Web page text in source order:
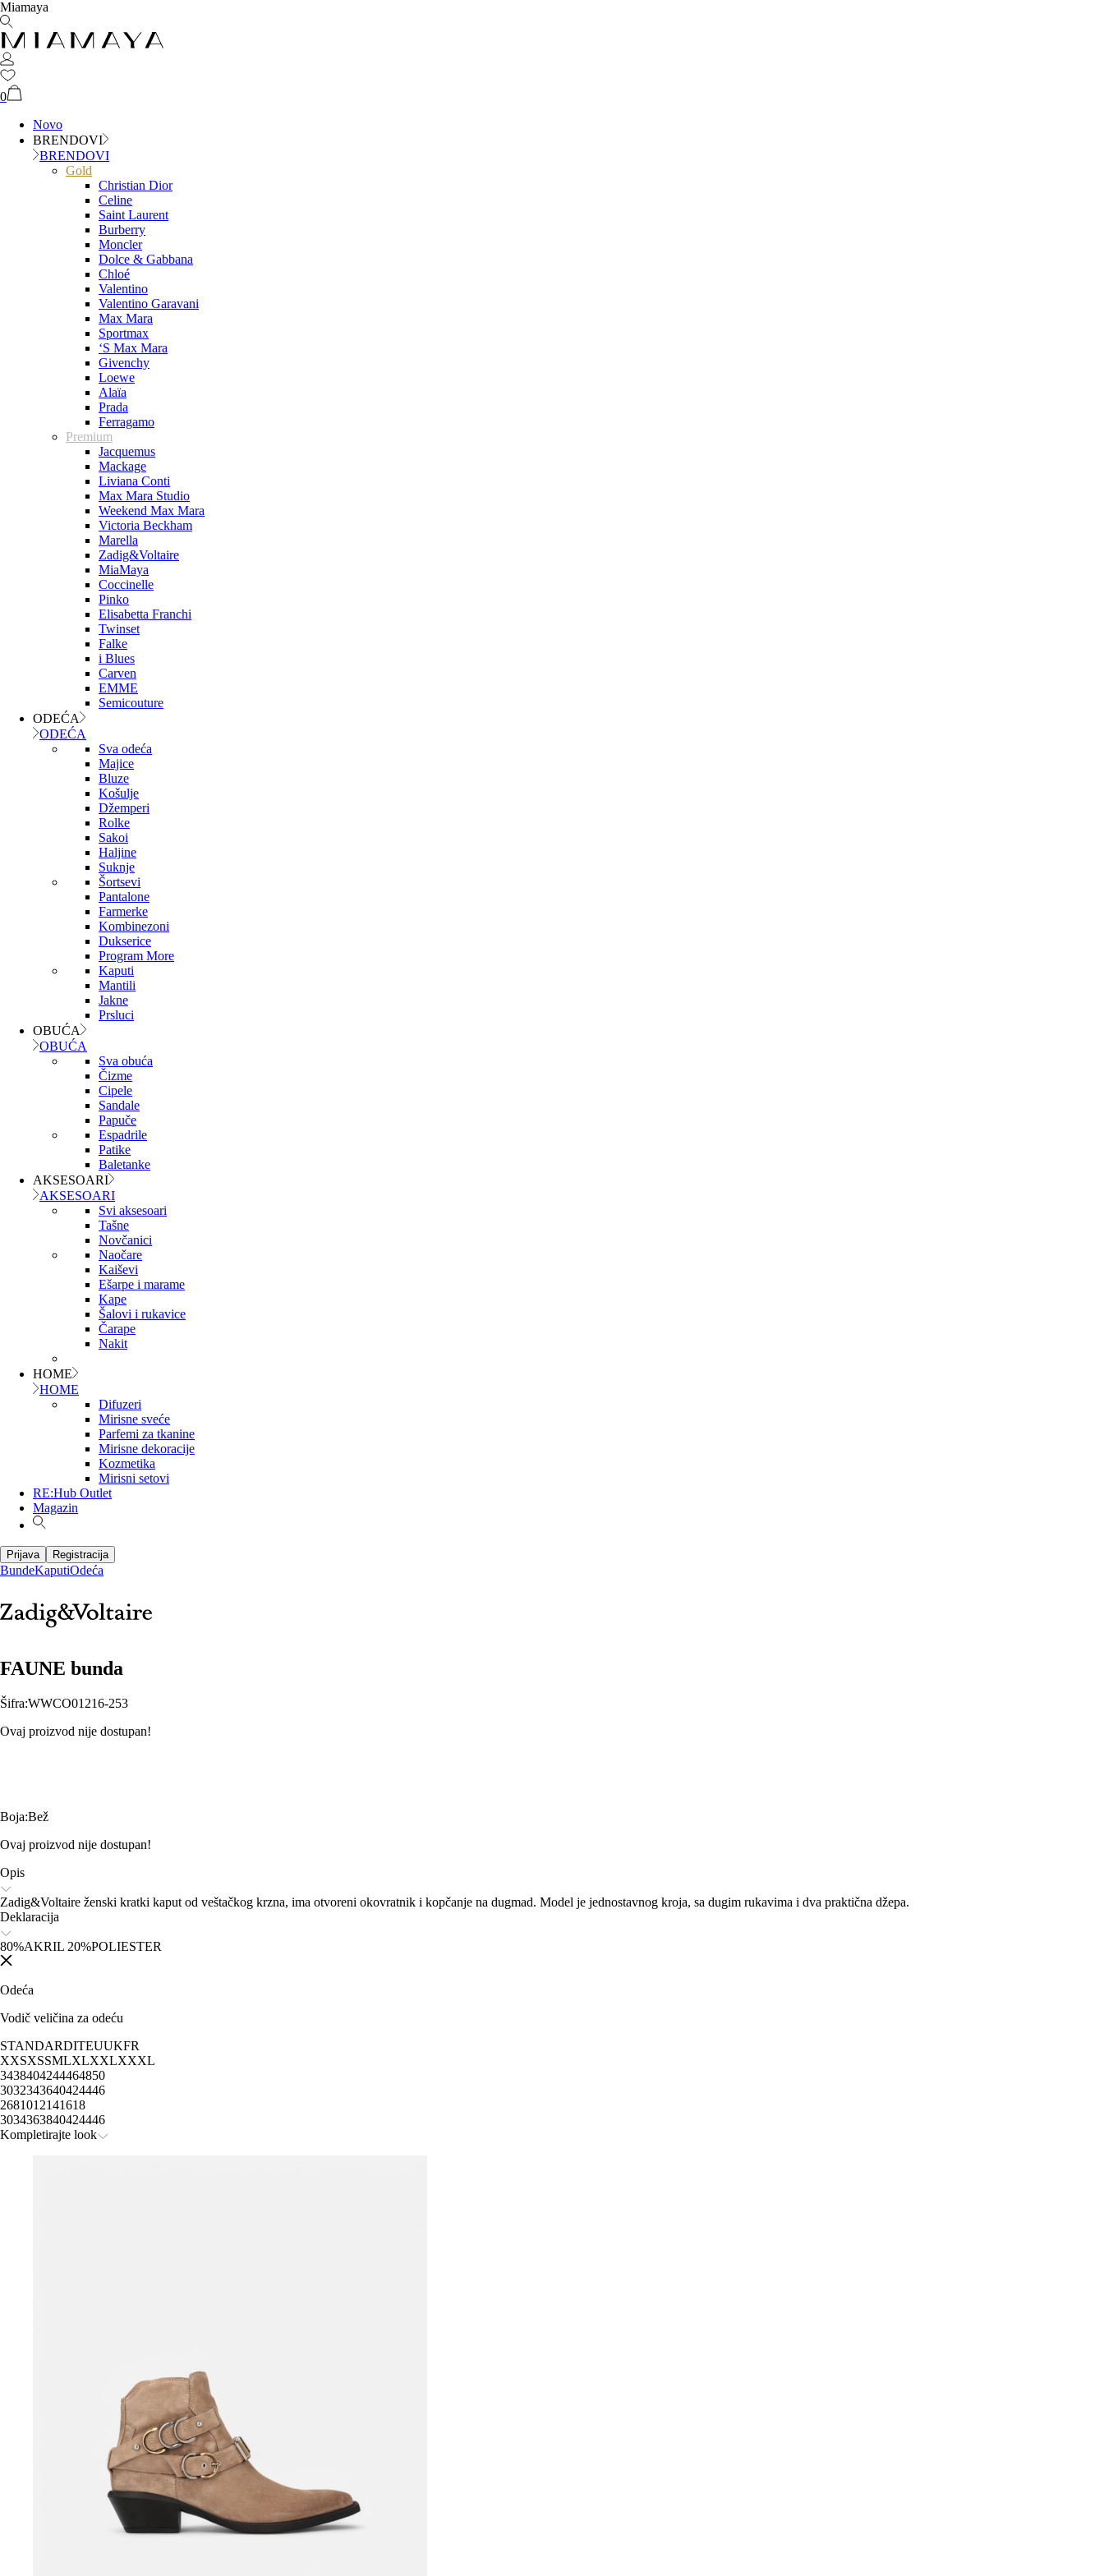
Miamaya
0
Novo
BRENDOVI
BRENDOVI
Gold
Christian Dior
Celine
Saint Laurent
Burberry
Moncler
Dolce & Gabbana
Chloé
Valentino
Valentino Garavani
Max Mara
Sportmax
‘S Max Mara
Givenchy
Loewe
Alaïa
Prada
Ferragamo
Premium
Jacquemus
Mackage
Liviana Conti
Max Mara Studio
Weekend Max Mara
Victoria Beckham
Marella
Zadig&Voltaire
MiaMaya
Coccinelle
Pinko
Elisabetta Franchi
Twinset
Falke
i Blues
Carven
EMME
Semicouture
ODEĆA
ODEĆA
Sva odeća
Majice
Bluze
Košulje
Džemperi
Rolke
Sakoi
Haljine
Suknje
Šortsevi
Pantalone
Farmerke
Kombinezoni
Dukserice
Program More
Kaputi
Mantili
Jakne
Prsluci
OBUĆA
OBUĆA
Sva obuća
Čizme
Cipele
Sandale
Papuče
Espadrile
Patike
Baletanke
AKSESOARI
AKSESOARI
Svi aksesoari
Tašne
Novčanici
Naočare
Kaiševi
Ešarpe i marame
Kape
Šalovi i rukavice
Čarape
Nakit
HOME
HOME
Difuzeri
Mirisne sveće
Parfemi za tkanine
Mirisne dekoracije
Kozmetika
Mirisni setovi
RE:Hub Outlet
Magazin
Prijava Registracija
BundeKaputiOdeća
FAUNE bunda
Šifra:WWCO01216-253
Ovaj proizvod nije dostupan!
Boja:Bež
Ovaj proizvod nije dostupan!
Opis
Zadig&Voltaire ženski kratki kaput od veštačkog krzna, ima otvoreni okovratnik i kopčanje na dugmad. Model je jednostavnog kroja, sa dugim rukavima i dva praktična džepa.
Deklaracija
80%AKRIL 20%POLIESTER
Odeća
Vodič veličina za odeću
STANDARDITEUUKFR
XXSXSSMLXLXXLXXXL
3438404244464850
3032343640424446
2681012141618
3034363840424446
Kompletirajte look